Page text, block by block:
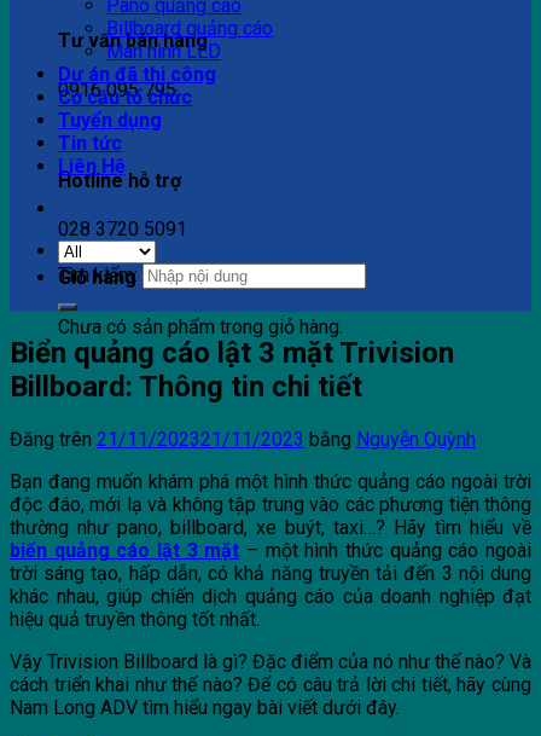
Tư vấn bán hàng
0916 095 795
Hotline hỗ trợ
028 3720 5091
Giỏ hàng
Chưa có sản phẩm trong giỏ hàng.
Pano quảng cáo
Billboard quảng cáo
Màn hình LED
Dự án đã thi công
Cơ cấu tổ chức
Tuyển dụng
Tin tức
Liên Hệ
Tìm kiếm:
Biển quảng cáo lật 3 mặt Trivision
Billboard: Thông tin chi tiết
Đăng trên 21/11/202321/11/2023 bằng Nguyễn Quỳnh
Bạn đang muốn khám phá một hình thức quảng cáo ngoài trời
độc đáo, mới lạ và không tập trung vào các phương tiện thông
thường như pano, billboard, xe buýt, taxi…? Hãy tìm hiểu về
biển quảng cáo lật 3 mặt – một hình thức quảng cáo ngoài
trời sáng tạo, hấp dẫn, có khả năng truyền tải đến 3 nội dung
khác nhau, giúp chiến dịch quảng cáo của doanh nghiệp đạt
hiệu quả truyền thông tốt nhất.
Vậy Trivision Billboard là gì? Đặc điểm của nó như thế nào? Và
cách triển khai như thế nào? Để có câu trả lời chi tiết, hãy cùng
Nam Long ADV tìm hiểu ngay bài viết dưới đây.